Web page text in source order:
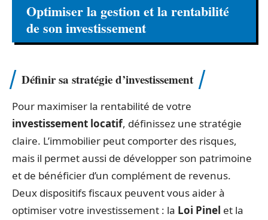
Optimiser la gestion et la rentabilité
de son investissement
Définir sa stratégie d’investissement
Pour maximiser la rentabilité de votre
investissement locatif, définissez une stratégie
claire. L’immobilier peut comporter des risques,
mais il permet aussi de développer son patrimoine
et de bénéficier d’un complément de revenus.
Deux dispositifs fiscaux peuvent vous aider à
optimiser votre investissement : la Loi Pinel et la